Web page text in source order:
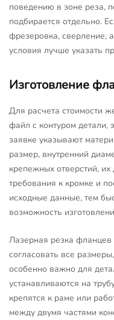
поведению в зоне реза,
подбирается отдельно.
фрезеровка, сверление,
условия лучше указать
Изготовление
Для расчета стоимости
файл с контуром детали,
заявке указывают
размер, внутренний
крепежных отверстий,
требования к кромке и
исходные данные, тем
возможность
Лазерная резка
согласовать все
особенно важно для
устанавливаются на
крепятся к раме или
между двумя частями